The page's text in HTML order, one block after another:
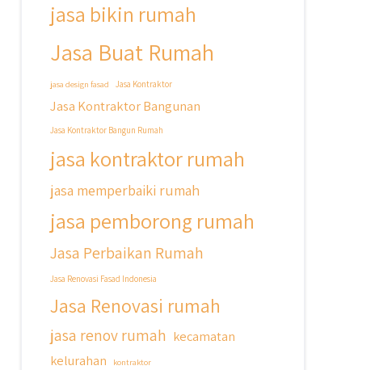
jasa bikin rumah
Jasa Buat Rumah
jasa design fasad Jasa Kontraktor
Jasa Kontraktor Bangunan
Jasa Kontraktor Bangun Rumah
jasa kontraktor rumah
jasa memperbaiki rumah
jasa pemborong rumah
Jasa Perbaikan Rumah
Jasa Renovasi Fasad Indonesia
Jasa Renovasi rumah
jasa renov rumah kecamatan
kelurahan
kontraktor